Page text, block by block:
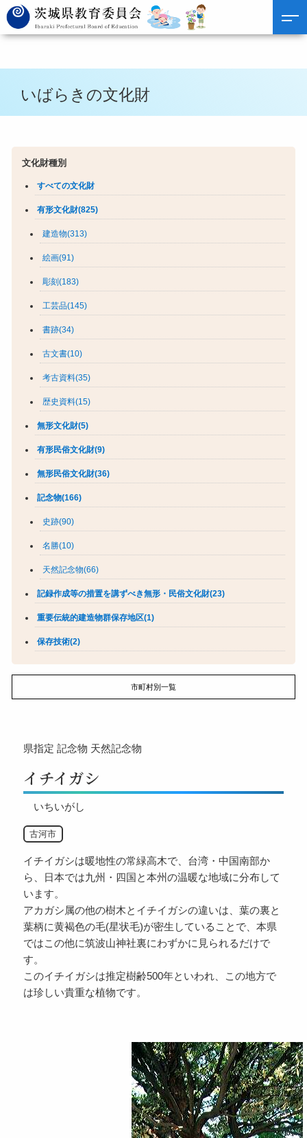
いばらきの文化財
文化財種別
すべての文化財
有形文化財(825)
建造物(313)
絵画(91)
彫刻(183)
工芸品(145)
書跡(34)
古文書(10)
考古資料(35)
歴史資料(15)
無形文化財(5)
有形民俗文化財(9)
無形民俗文化財(36)
記念物(166)
史跡(90)
名勝(10)
天然記念物(66)
記録作成等の措置を講ずべき無形・民俗文化財(23)
重要伝統的建造物群保存地区(1)
保存技術(2)
市町村別一覧
県指定 記念物 天然記念物
イチイガシ
いちいがし
古河市
イチイガシは暖地性の常緑高木で、台湾・中国南部か
ら、日本では九州・四国と本州の温暖な地域に分布して
います。
アカガシ属の他の樹木とイチイガシの違いは、葉の裏と
葉柄に黄褐色の毛(星状毛)が密生していることで、本県
ではこの他に筑波山神社裏にわずかに見られるだけで
す。
このイチイガシは推定樹齢500年といわれ、この地方で
は珍しい貴重な植物です。